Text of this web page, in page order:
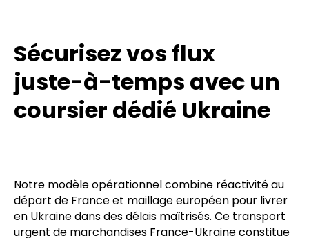
Sécurisez vos flux
coursier dédié Ukraine